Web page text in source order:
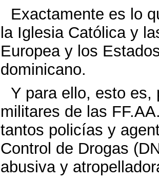
Exactamente es lo
la Iglesia Católica y
Europea y los
dominicano.
Y para ello, esto es,
militares de las
tantos policías y
Control de Drogas
abusiva y